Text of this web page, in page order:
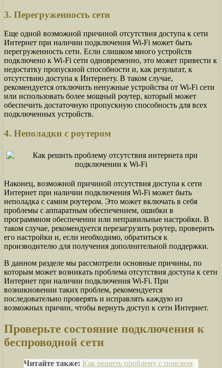
3. Перегруженность сети
Еще одной возможной причиной отсутствия доступа к сети
Интернет при наличии подключения Wi-Fi может быть
перегруженность сети. Если слишком много устройств
подключено к Wi-Fi сети одновременно, это может привести к
недостатку пропускной способности и, как результат, к
отсутствию доступа к Интернету. В таком случае,
рекомендуется отключить ненужные устройства от Wi-Fi сети
или использовать более мощный роутер, который может
обеспечить достаточную пропускную способность для всех
подключенных устройств.
4. Неполадки с роутером
Наконец, возможной причиной отсутствия доступа к сети
Интернет при наличии подключения Wi-Fi может быть
неполадка с самим роутером. Это может включать в себя
проблемы с аппаратным обеспечением, ошибки в
программном обеспечении или неправильные настройки. В
таком случае, рекомендуется перезагрузить роутер, проверить
его настройки и, если необходимо, обратиться к
производителю для получения дополнительной поддержки.
В данном разделе мы рассмотрели основные причины, по
которым может возникать проблема отсутствия доступа к сети
Интернет при наличии подключения Wi-Fi. При
возникновении таких проблем, рекомендуется
последовательно проверять и исправлять каждую из
возможных причин, чтобы вернуть доступ к сети Интернет.
Проверьте состояние подключения к
беспроводной сети
Читайте также: Как решить проблему с поиском